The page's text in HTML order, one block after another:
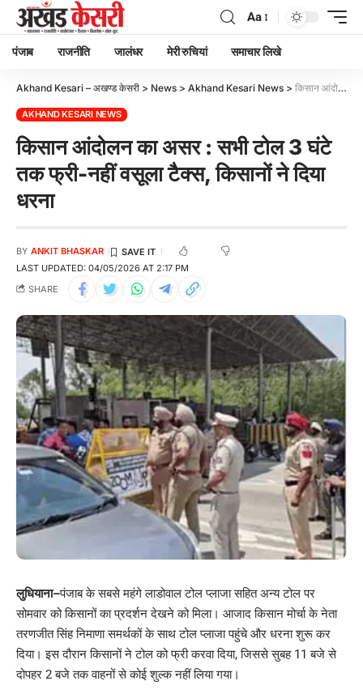
Aa
पंजाब राजनीति जालंधर मेरी रुचियां समाचार लिखे
Akhand Kesari – अखण्ड केसरी > News > Akhand Kesari News > किसान आंदोलन का असर : सभी टोल 3 घंटे तक फ्री-नहीं वसूला टैक्स, किसानों ने दिया धरना
AKHAND KESARI NEWS
किसान आंदोलन का असर : सभी टोल 3 घंटे
तक फ्री-नहीं वसूला टैक्स, किसानों ने दिया
धरना
LAST UPDATED: 04/05/2026 AT 2:17 PM
BY ANKIT BHASKAR
SHARE
लुधियाना–पंजाब के सबसे महंगे लाडोवाल टोल प्लाजा सहित अन्य टोल पर
सोमवार को किसानों का प्रदर्शन देखने को मिला। आजाद किसान मोर्चा के नेता
तरणजीत सिंह निमाणा समर्थकों के साथ टोल प्लाजा पहुंचे और धरना शुरू कर
दिया। इस दौरान किसानों ने टोल को फ्री करवा दिया, जिससे सुबह 11 बजे से
दोपहर 2 बजे तक वाहनों से कोई शुल्क नहीं लिया गया।